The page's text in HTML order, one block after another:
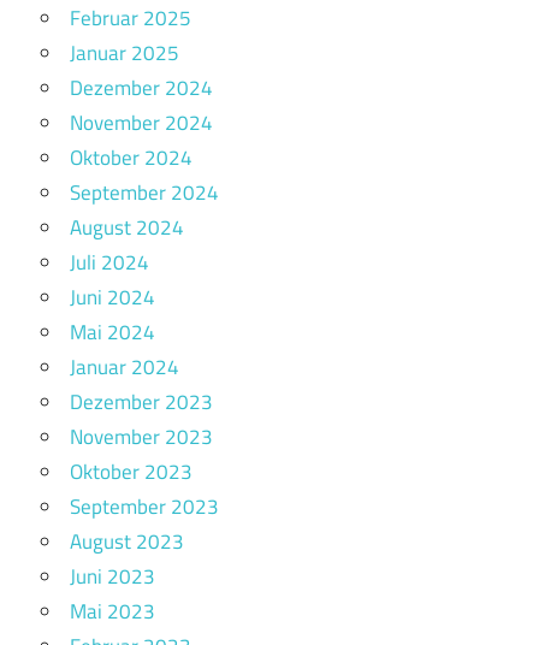
Februar 2025
Januar 2025
Dezember 2024
November 2024
Oktober 2024
September 2024
August 2024
Juli 2024
Juni 2024
Mai 2024
Januar 2024
Dezember 2023
November 2023
Oktober 2023
September 2023
August 2023
Juni 2023
Mai 2023